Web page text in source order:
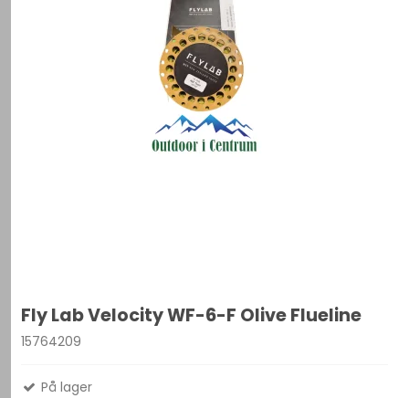
Fly Lab Velocity WF-6-F Olive Flueline
15764209
På lager